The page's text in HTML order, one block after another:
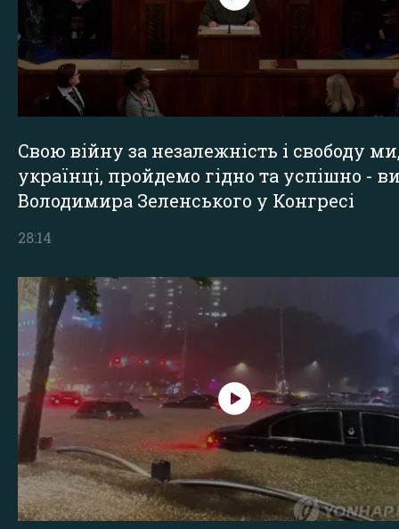
Свою війну за незалежність і свободу
українці, пройдемо гідно та успішно -
Володимира Зеленського у Конгресі
28:14